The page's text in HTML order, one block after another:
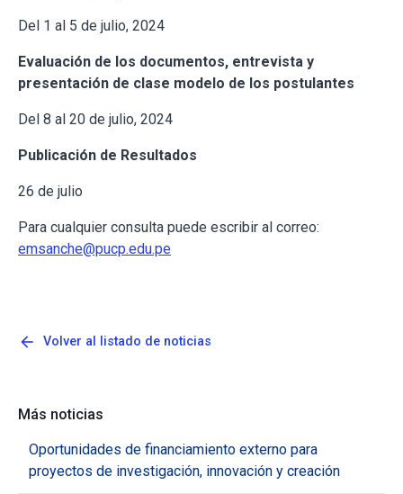
Del 1 al 5 de julio, 2024
Evaluación de los documentos, entrevista y
presentación de clase modelo de los postulantes
Del 8 al 20 de julio, 2024
Publicación de Resultados
26 de julio
Para cualquier consulta puede escribir al correo:
emsanche@pucp.edu.pe
arrow_back Volver al listado de noticias
Más noticias
Oportunidades de financiamiento externo para
proyectos de investigación, innovación y creación